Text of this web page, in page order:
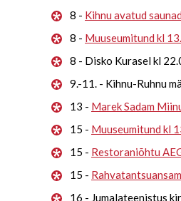
8 - Kihnu avatud
8 - Muuseumitund kl
8 - Disko Kurasel kl
9.-11. - Kihnu-Ruhnu
13 - Marek Sadam
15 - Muuseumitund kl
15 - Restoraniõhtu
15 -
16 - Jumalateenistus